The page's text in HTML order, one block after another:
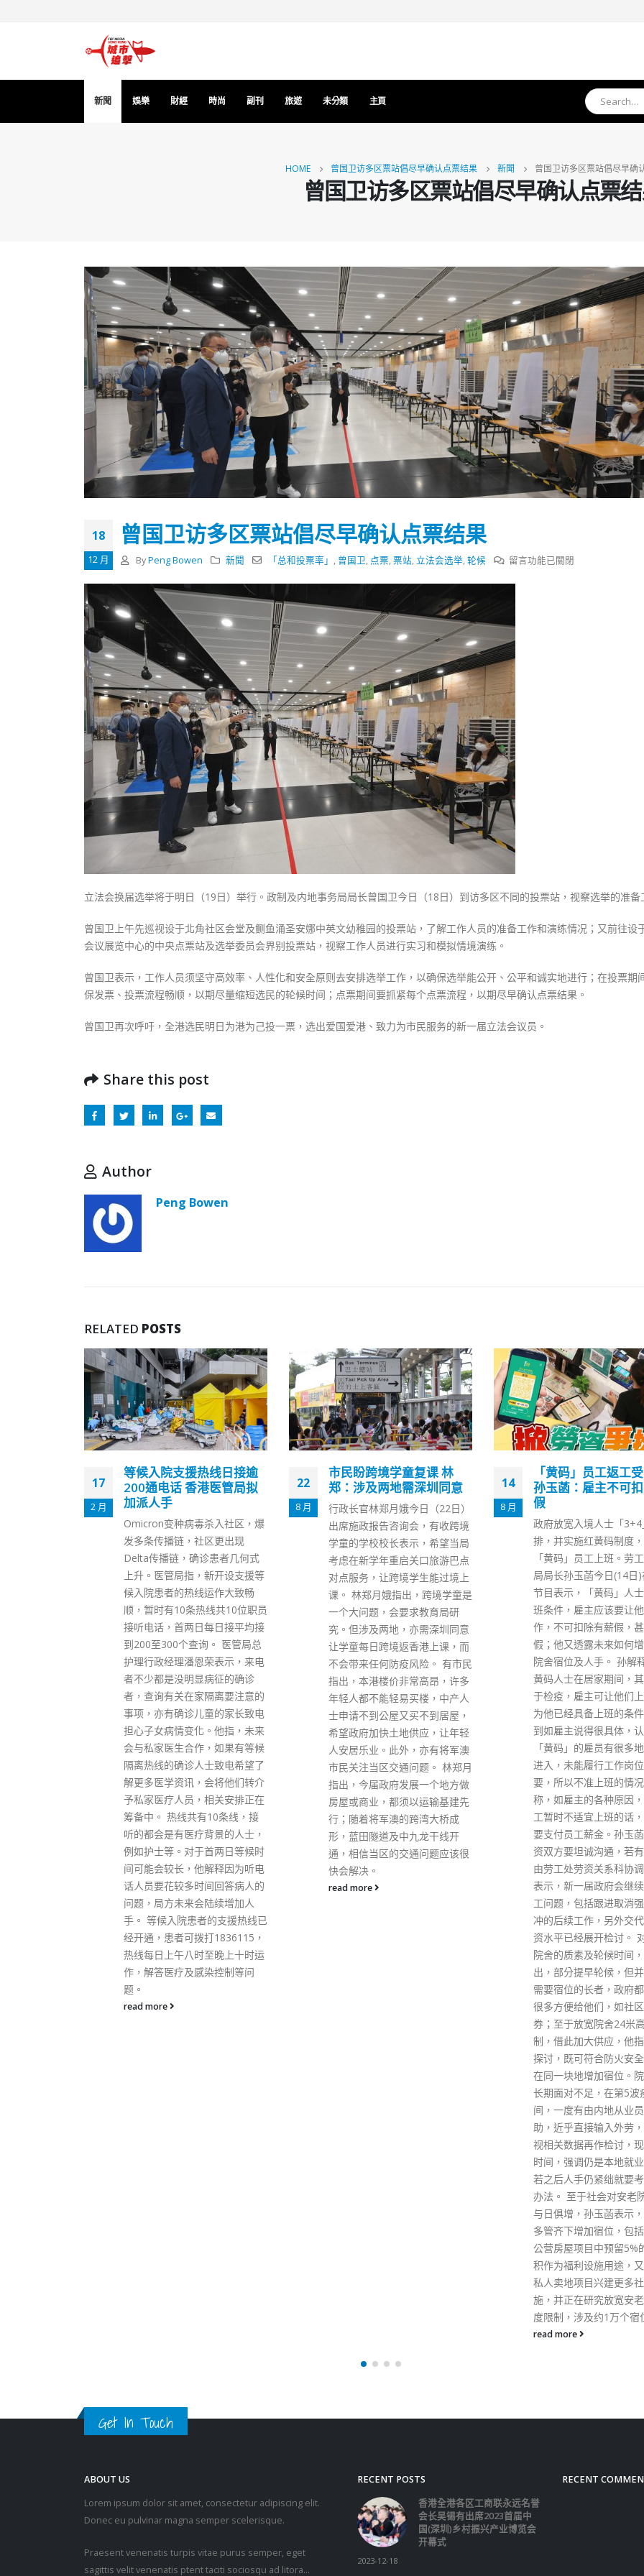
新聞 娛樂 財經 時尚 副刊 旅遊 未分類 主頁
HOME 曾国卫访多区票站倡尽早确认点票结果 新聞 曾国卫访多区票站倡尽早确
曾国卫访多区票站倡尽早确认点票
18
12 月
曾国卫访多区票站倡尽早确认点票结果
By Peng Bowen 新聞 「总和投票率」 , 曾国卫, 点票,票站, 立法会选举,轮候
在
访
多
区
票
站
倡
尽
早
确
认
点
票
结
果〉
留言功能已關閉
立法会换届选举将于明日（19日）举行。政制及内地事务局局长曾国卫今日（18日）到访多区不同的投票站，视察选举的准备
曾国卫上午先巡视设于北角社区会堂及鲗鱼涌圣安娜中英文幼稚园的投票站，了解工作人员的准备工作和演练情况；又前往设
会议展览中心的中央点票站及选举委员会界别投票站，视察工作人员进行实习和模拟情境演练。
曾国卫表示，工作人员须坚守高效率、人性化和安全原则去安排选举工作，以确保选举能公开、公平和诚实地进行；在投票期
保发票、投票流程畅顺，以期尽量缩短选民的轮候时间；点票期间要抓紧每个点票流程，以期尽早确认点票结果。
曾国卫再次呼吁，全港选民明日为港为己投一票，选出爱国爱港、致力为市民服务的新一届立法会议员。
Share this post
Author
Peng Bowen
RELATED POSTS
22
8 月
市民盼跨境学童复课 林
郑：涉及两地需深圳同意
行政长官林郑月娥今日（22日）
出席施政报告咨询会，有收跨境
学童的学校校长表示，希望当局
考虑在新学年重启关口旅游巴点
对点服务，让跨境学生能过境上
课。 林郑月娥指出，跨境学童是
一个大问题，会要求教育局研
究。但涉及两地，亦需深圳同意
让学童每日跨境返香港上课，而
不会带来任何防疫风险。 有市民
指出，本港楼价非常高昂，许多
年轻人都不能轻易买楼，中产人
士申请不到公屋又买不到居屋，
希望政府加快土地供应，让年轻
人安居乐业。此外，亦有将军澳
市民关注当区交通问题。 林郑月
指出，今届政府发展一个地方做
房屋或商业，都须以运输基建先
行；随着将军澳的跨湾大桥成
形，蓝田隧道及中九龙干线开
通，相信当区的交通问题应该很
快会解决。
read more
14
8 月
「黄码」员工返工受刁难
孙玉菡：雇主不可扣有薪
假
政府放宽入境人士「3+4」安
排，并实施红黄码制度，容许持
「黄码」员工上班。劳工及福利
局局长孙玉菡今日(14日)在电视
节目表示，「黄码」人士具备上
班条件，雇主应该要让他们工
作，不可扣除有薪假，甚至是病
假；他又透露未来如何增加安老
院舍宿位及人手。 孙解释，持有
黄码人士在居家期间，其实不属
于检疫，雇主可让他们上班，因
为他已经具备上班的条件。被问
到如雇主说得很具体，认为持
「黄码」的雇员有很多地方不能
进入，未能履行工作岗位上的需
要，所以不准上班的情况时，他
称，如雇主的各种原因，觉得员
工暂时不适宜上班的话，雇主亦
要支付员工薪金。孙玉菡呼吁劳
资双方要坦诚沟通，若有需要可
由劳工处劳资关系科协调。他亦
表示，新一届政府会继续关注劳
09
12 月
陈帆：市民住劏房
原因难定“告别劏房
表
政府《长远房屋策略》
报告披露，全港居于环
位住户达到12.7万户。
屋局局长陈帆今日（9日
个电视节目承认数字有
指市民租住劏房有很多
府难以定下“告别劏房”
陈帆指，市民租住劏房
因，有家庭因为收入不
住劏房，亦有市民因为
作地点而住劏房，因此
处理。他强调政府已采
施，纾缓市民住屋困难
括兴建过渡性房屋、提
屋津贴和推行劏房租管
继续觅地建屋和造地。
屋平均轮候时间是否会“
帆承认轮候时间存在挑
会加快建屋和编配工作。
read more
香港全港各区工商联永远名誉
会长吴锡有出席2023首届中国
(深圳)乡村振兴产业博览会开幕
式
2023-12-18
向均羚：打破美西方政治破壞 積極投入
1210區議會選舉
2023-12-02
選舉日踴躍投票
2023-11-30
選舉日踴躍投票 文: 朱家健
2023-11-30
抹黑候選人涉選舉舞弊 文: 朱家健
2023-11-30
香港公院探访明起无须预约一
图睇清最新安排
2023-01-31
式
2023-12-18
向均羚：打破美西方政治破壞 積
1210區議會選舉
2023-12-02
選舉日踴躍投票
2023-11-30
Get In Touch
ABOUT US
Lorem ipsum dolor sit amet, consectetur adipiscing elit.
Donec eu pulvinar magna semper scelerisque.
Praesent venenatis turpis vitae purus semper, eget
sagittis velit venenatis ptent taciti sociosqu ad litora…
RECENT POSTS
香港全港各区工商联永远名誉
会长吴锡有出席2023首届中
国(深圳)乡村振兴产业博览会
开幕式
2023-12-18
RECENT